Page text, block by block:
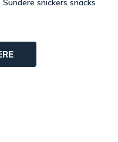
Sundere snickers snacks